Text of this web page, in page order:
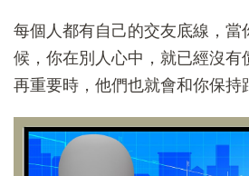
每個人都有自己的交友底線，當
候，你在別人心中，就已經沒有
再重要時，他們也就會和你保持